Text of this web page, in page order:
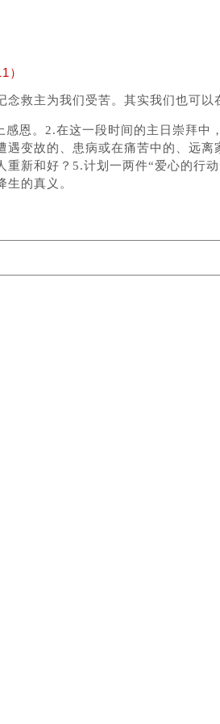
）
救主为我们受苦。其实我们也可
恩。2.在这一段时间的主日崇拜
变故的、患病或在痛苦中的、远
新和好？5.计划一两件“爱心的
的真义。